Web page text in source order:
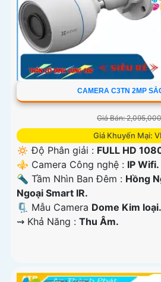
CAMERA C3TN 2MP
Giá Bán:
Giá Khuyến Mại:
🔅 Độ Phân giải : FULL HD
⚜️ Camera Công nghệ : IP Wifi.
🔦 Tầm Nhìn Ban Đêm : Hồng
Ngoại Smart IR.
🗜️ Mẫu Camera Dome Kim loại.
️⇝ Khả Năng : Thu Âm.